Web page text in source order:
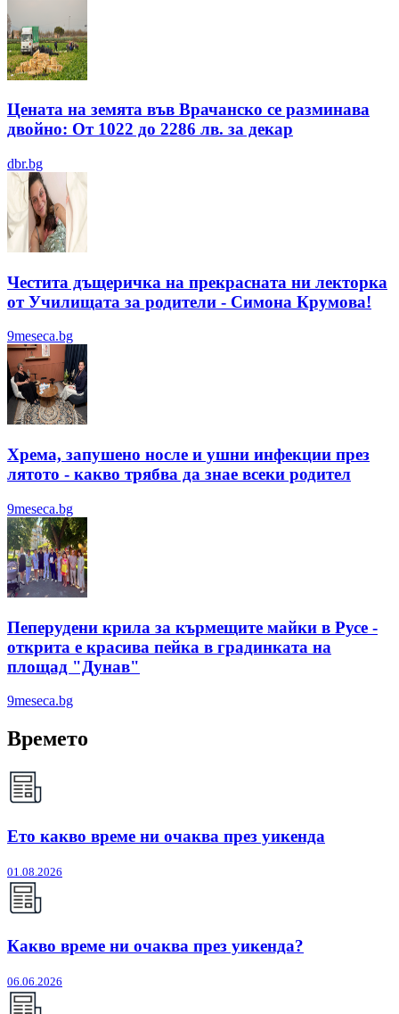
Цената на земята във Врачанско се разминава
двойно: От 1022 до 2286 лв. за декар
dbr.bg
Честита дъщеричка на прекрасната ни лекторка
от Училищата за родители - Симона Крумова!
9meseca.bg
Хрема, запушено носле и ушни инфекции през
лятотo - какво трябва да знае всеки родител
9meseca.bg
Пеперудени крила за кърмещите майки в Русе -
открита е красива пейка в градинката на
площад "Дунав"
9meseca.bg
Времето
Ето какво време ни очаква през уикенда
01.08.2026
Какво време ни очаква през уикенда?
06.06.2026